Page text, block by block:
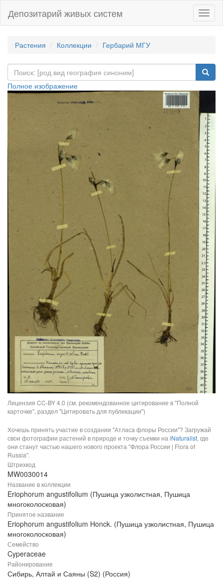
Депозитарий живых систем
Растения Коллекции Гербарий МГУ
Полное изображение
Лицензия CC-BY 4.0 (см. рекомендованное цитирование в "Полной
карточке", раздел "Цитировать для публикации")
Хочешь принять участие в создании "Атласа флоры России"? Загружай
свои фотографии растений в природе и точку съемки на iNaturalist, где
они станут частью нашего нового проекта "Флора России | Flora of
Russia".
Штрихкод
MW0030014
Название в коллекции
Eriophorum angustifolium (Пушица узколистная, Пушица
многоколосковая)
Принятое название
Eriophorum angustifolium Honck. (Пушица узколистная, Пушица
многоколосковая)
Семейство
Cyperaceae
Районирование
Сибирь, Алтай и Саяны (S2) (Россия)